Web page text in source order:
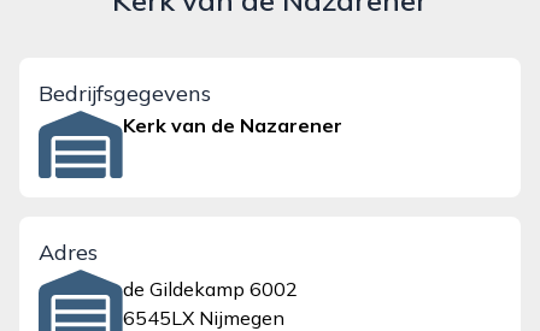
Bedrijfsgegevens
Kerk van de Nazarener
Adres
de Gildekamp 6002
6545LX Nijmegen